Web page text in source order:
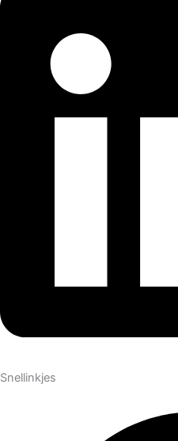
Snellinkjes